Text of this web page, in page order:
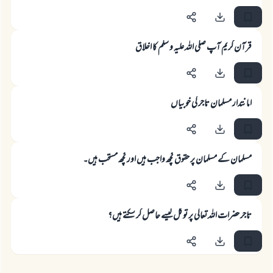
قرآن کریم آپ صلی اللہ علیہ و سلم کا اخلاق
امانتدار مسلمان تاجر کی خوبیاں
مسلمان کے مسلمان پر حقوق کچھ واجب ہیں اور کچھ مستحب ہیں۔
تاجر حضرات اللہ تعالی پر توکل کیسے حاصل کر سکتے ہیں؟
رسول اللہ صلی اللہ علیہ و سلم کا فرمان ہے:
نیکی کی رہنمائی کرنے والے کو بھی نیکی کرنے والے کے برابر اجر ملتا ہے۔